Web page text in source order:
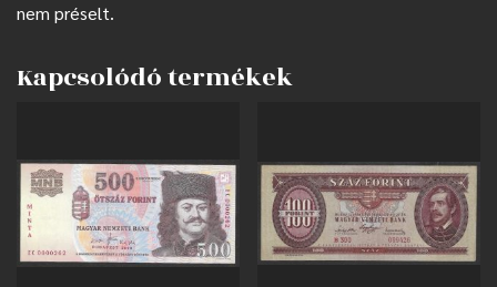
nem préselt.
Kapcsolódó termékek